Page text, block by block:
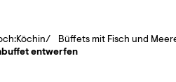
Büffets mit Fisch und
entwerfen